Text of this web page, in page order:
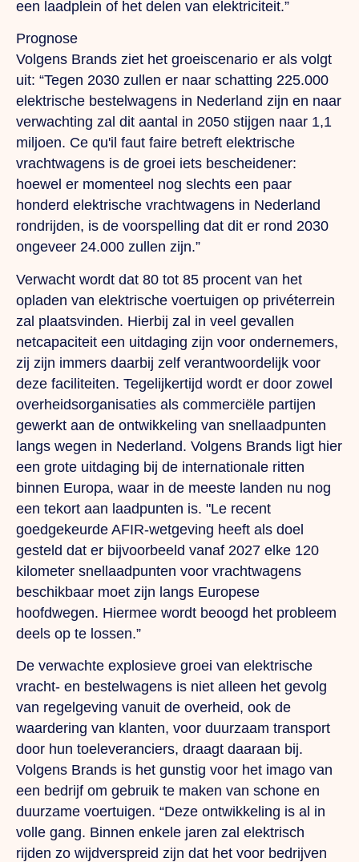
een laadplein of het delen van elektriciteit.”
Prognose
Volgens Brands ziet het groeiscenario er als volgt
uit: “Tegen 2030 zullen er naar schatting 225.000
elektrische bestelwagens in Nederland zijn en naar
verwachting zal dit aantal in 2050 stijgen naar 1,1
miljoen. Ce qu'il faut faire betreft elektrische
vrachtwagens is de groei iets bescheidener:
hoewel er momenteel nog slechts een paar
honderd elektrische vrachtwagens in Nederland
rondrijden, is de voorspelling dat dit er rond 2030
ongeveer 24.000 zullen zijn.”
Verwacht wordt dat 80 tot 85 procent van het
opladen van elektrische voertuigen op privéterrein
zal plaatsvinden. Hierbij zal in veel gevallen
netcapaciteit een uitdaging zijn voor ondernemers,
zij zijn immers daarbij zelf verantwoordelijk voor
deze faciliteiten. Tegelijkertijd wordt er door zowel
overheidsorganisaties als commerciële partijen
gewerkt aan de ontwikkeling van snellaadpunten
langs wegen in Nederland. Volgens Brands ligt hier
een grote uitdaging bij de internationale ritten
binnen Europa, waar in de meeste landen nu nog
een tekort aan laadpunten is. "Le recent
goedgekeurde AFIR-wetgeving heeft als doel
gesteld dat er bijvoorbeeld vanaf 2027 elke 120
kilometer snellaadpunten voor vrachtwagens
beschikbaar moet zijn langs Europese
hoofdwegen. Hiermee wordt beoogd het probleem
deels op te lossen.”
De verwachte explosieve groei van elektrische
vracht- en bestelwagens is niet alleen het gevolg
van regelgeving vanuit de overheid, ook de
waardering van klanten, voor duurzaam transport
door hun toeleveranciers, draagt daaraan bij.
Volgens Brands is het gunstig voor het imago van
een bedrijf om gebruik te maken van schone en
duurzame voertuigen. “Deze ontwikkeling is al in
volle gang. Binnen enkele jaren zal elektrisch
rijden zo wijdverspreid zijn dat het voor bedrijven